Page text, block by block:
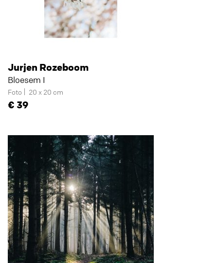
Jurjen Rozeboom
Bloesem I
Foto 20 x 20 cm
39